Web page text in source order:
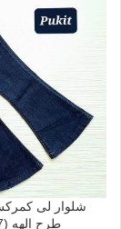
شلوار لی
طرح الهه (7 تا 14 سال)